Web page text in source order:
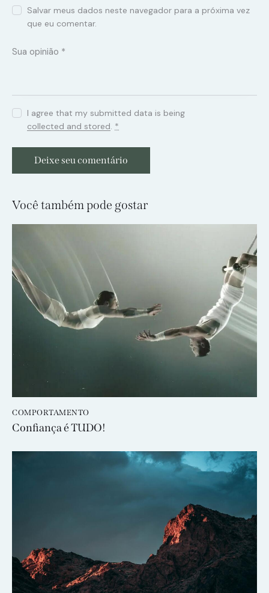
Salvar meus dados neste navegador para a próxima vez
que eu comentar.
I agree that my submitted data is being
collected and stored. *
Você também pode gostar
COMPORTAMENTO
Confiança é TUDO!